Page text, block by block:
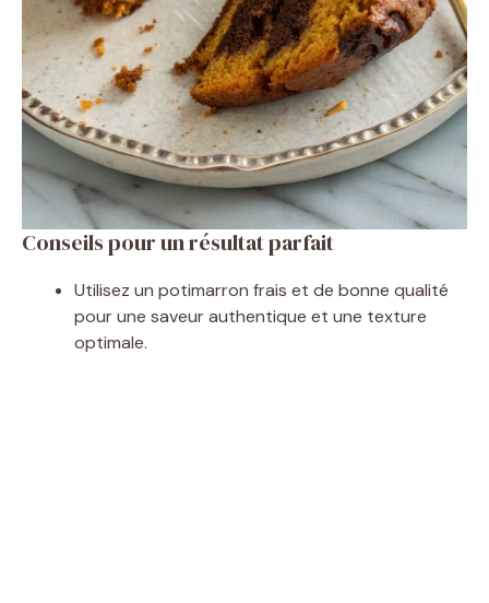
Conseils pour un résultat parfait
Utilisez un potimarron frais et de bonne qualité
pour une saveur authentique et une texture
optimale.